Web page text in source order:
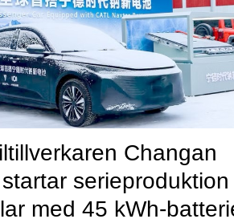
Changan
serieproduktion
med 45 kWh-